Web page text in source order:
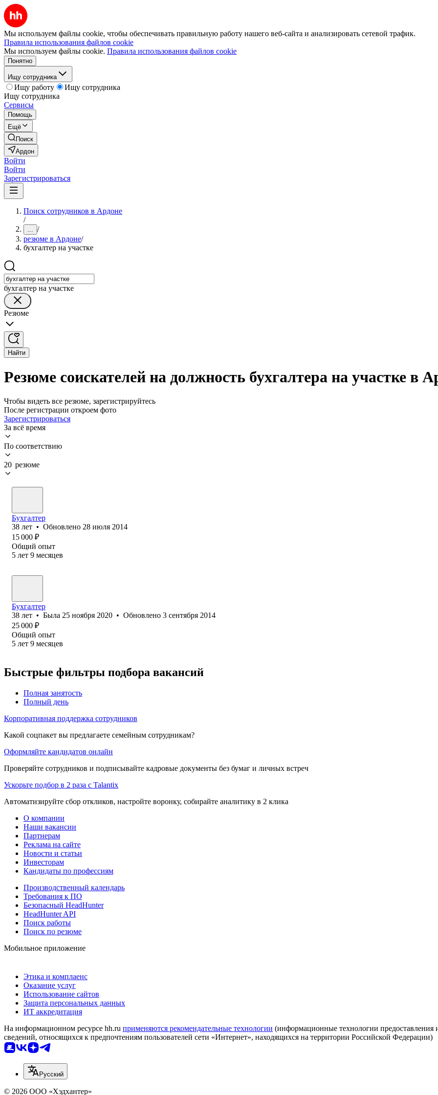
Мы используем файлы cookie, чтобы обеспечивать правильную работу нашего веб-сайта и анализировать сетевой трафик.
Правила использования файлов cookie
Мы используем файлы cookie. Правила использования файлов cookie
Понятно
Ищу сотрудника
Ищу работу
Ищу сотрудника
Ищу сотрудника
Сервисы
Помощь
Ещё
Поиск
Ардон
Войти
Войти
Зарегистрироваться
Поиск сотрудников в Ардоне
/
... /
резюме в Ардоне/
бухгалтер на участке
бухгалтер на участке
Резюме
Найти
Резюме соискателей на должность бухгалтера на участке в
Чтобы видеть все резюме, зарегистрируйтесь
После регистрации откроем фото
Зарегистрироваться
За всё время
По соответствию
20 резюме
Бухгалтер
38 лет • Обновлено 28 июля 2014
15 000 ₽
Общий опыт
5 лет 9 месяцев
Бухгалтер
38 лет • Была 25 ноября 2020 • Обновлено 3 сентября 2014
25 000 ₽
Общий опыт
5 лет 9 месяцев
Быстрые фильтры подбора вакансий
Полная занятость
Полный день
Корпоративная поддержка сотрудников
Какой соцпакет вы предлагаете семейным сотрудникам?
Оформляйте кандидатов онлайн
Проверяйте сотрудников и подписывайте кадровые документы без бумаг и личных встреч
Ускорьте подбор в 2 раза с Talantix
Автоматизируйте сбор откликов, настройте воронку, собирайте аналитику в 2 клика
О компании
Наши вакансии
Партнерам
Реклама на сайте
Новости и статьи
Инвесторам
Кандидаты по профессиям
Производственный календарь
Требования к ПО
Безопасный HeadHunter
HeadHunter API
Поиск работы
Поиск по резюме
Мобильное приложение
Этика и комплаенс
Оказание услуг
Использование сайтов
Защита персональных данных
ИТ аккредитация
На информационном ресурсе hh.ru применяются рекомендательные технологии (информационные технологии предоставления
сведений, относящихся к предпочтениям пользователей сети «Интернет», находящихся на территории Российской Федерации)
Русский
© 2026 ООО «Хэдхантер»